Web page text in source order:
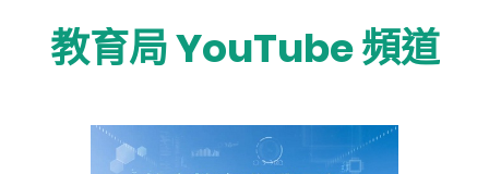
教育局 YouTube 頻道